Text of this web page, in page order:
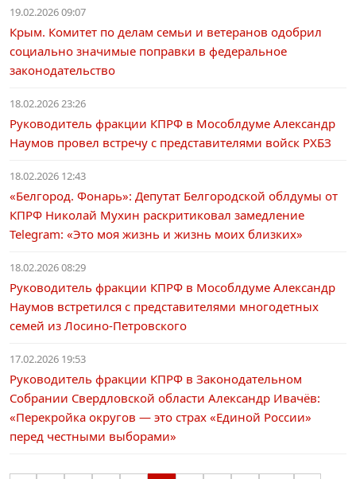
19.02.2026 09:07
Крым. Комитет по делам семьи и ветеранов одобрил
социально значимые поправки в федеральное
законодательство
18.02.2026 23:26
Руководитель фракции КПРФ в Мособлдуме Александр
Наумов провел встречу с представителями войск РХБЗ
18.02.2026 12:43
«Белгород. Фонарь»: Депутат Белгородской облдумы от
КПРФ Николай Мухин раскритиковал замедление
Telegram: «Это моя жизнь и жизнь моих близких»
18.02.2026 08:29
Руководитель фракции КПРФ в Мособлдуме Александр
Наумов встретился с представителями многодетных
семей из Лосино-Петровского
17.02.2026 19:53
Руководитель фракции КПРФ в Законодательном
Собрании Свердловской области Александр Ивачёв:
«Перекройка округов — это страх «Единой России»
перед честными выборами»